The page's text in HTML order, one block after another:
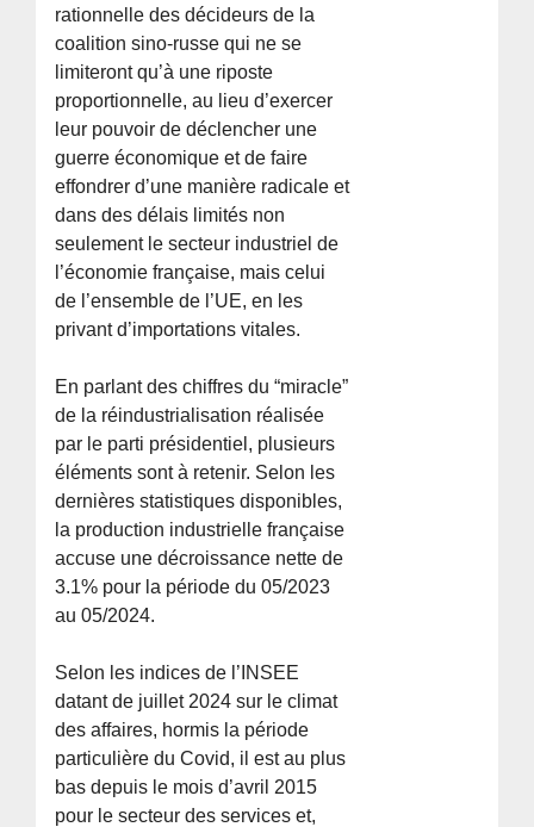
rationnelle des décideurs de la
coalition sino-russe qui ne se
limiteront qu’à une riposte
proportionnelle, au lieu d’exercer
leur pouvoir de déclencher une
guerre économique et de faire
effondrer d’une manière radicale et
dans des délais limités non
seulement le secteur industriel de
l’économie française, mais celui
de l’ensemble de l’UE, en les
privant d’importations vitales.
En parlant des chiffres du “miracle”
de la réindustrialisation réalisée
par le parti présidentiel, plusieurs
éléments sont à retenir. Selon les
dernières statistiques disponibles,
la production industrielle française
accuse une décroissance nette de
3.1% pour la période du 05/2023
au 05/2024.
Selon les indices de l’INSEE
datant de juillet 2024 sur le climat
des affaires, hormis la période
particulière du Covid, il est au plus
bas depuis le mois d’avril 2015
pour le secteur des services et,